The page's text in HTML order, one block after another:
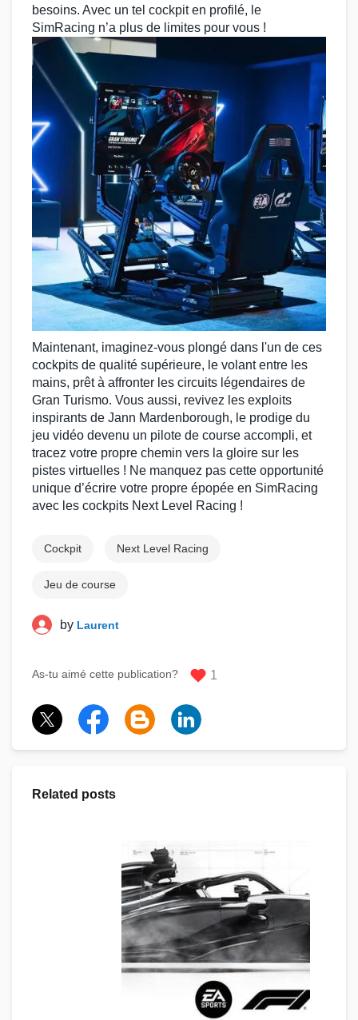
besoins. Avec un tel cockpit en profilé, le
SimRacing n’a plus de limites pour vous !
Maintenant, imaginez-vous plongé dans l'un de ces
cockpits de qualité supérieure, le volantentre les
mains, prêt à affronter les circuits légendaires de
Gran Turismo. Vous aussi, revivez les exploits
inspirants de Jann Mardenborough, le prodige du
jeu vidéo devenu un pilote de course accompli, et
tracez votre propre chemin vers la gloire sur les
pistes virtuelles ! Ne manquez pas cette opportunité
unique d’écrire votre propre épopée en SimRacing
avec les cockpits Next Level Racing !
Cockpit Next Level Racing
Jeu de course
by Laurent
As-tu aimé cette publication? 1
Related posts